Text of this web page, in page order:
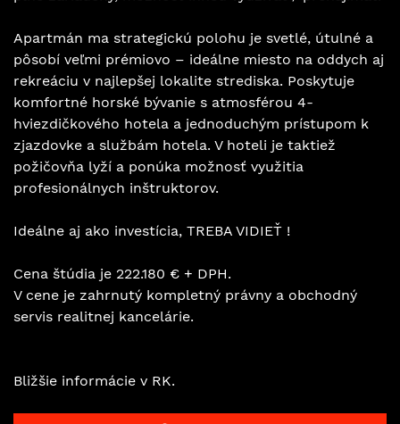
Apartmán ma strategickú polohu je svetlé, útulné a
pôsobí veľmi prémiovo – ideálne miesto na oddych aj
rekreáciu v najlepšej lokalite strediska. Poskytuje
komfortné horské bývanie s atmosférou 4-
hviezdičkového hotela a jednoduchým prístupom k
zjazdovke a službám hotela. V hoteli je taktiež
požičovňa lyží a ponúka možnosť využitia
profesionálnych inštruktorov.
Ideálne aj ako investícia, TREBA VIDIEŤ !
Cena štúdia je 222.180 € + DPH.
V cene je zahrnutý kompletný právny a obchodný
servis realitnej kancelárie.
Bližšie informácie v RK.